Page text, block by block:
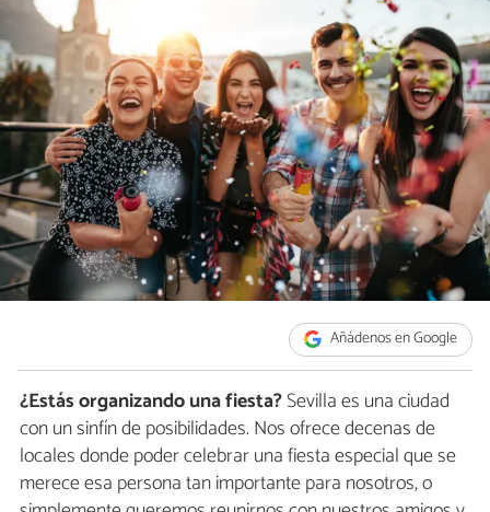
Añádenos en Google
¿Estás organizando una fiesta?Sevilla es una ciudad
con un sinfín de posibilidades. Nos ofrece decenas de
locales donde poder celebrar una fiesta especial que se
merece esa persona tan importante para nosotros, o